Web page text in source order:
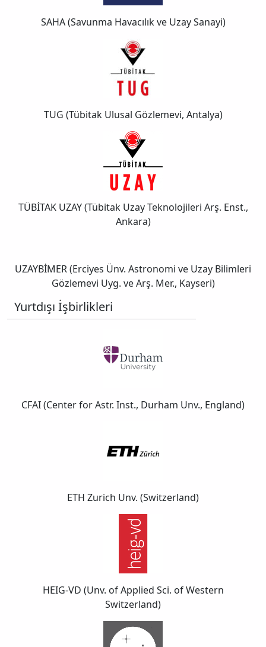
SAHA (Savunma Havacılık ve Uzay Sanayi)
TUG (Tübitak Ulusal Gözlemevi, Antalya)
TÜBİTAK UZAY (Tübitak Uzay Teknolojileri Arş. Enst.,
Ankara)
UZAYBİMER (Erciyes Ünv. Astronomi ve Uzay Bilimleri
Gözlemevi Uyg. ve Arş. Mer., Kayseri)
Yurtdışı İşbirlikleri
CFAI (Center for Astr. Inst., Durham Unv., England)
ETH Zurich Unv. (Switzerland)
HEIG-VD (Unv. of Applied Sci. of Western
Switzerland)